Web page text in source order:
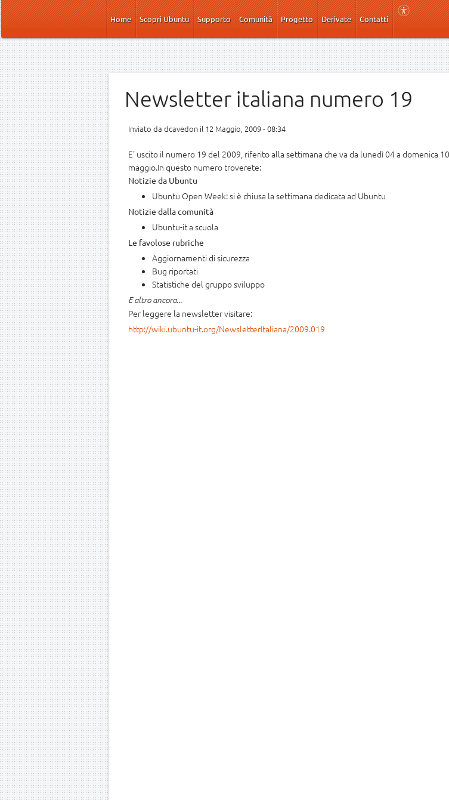
Salta al contenuto principale
Home
Scopri Ubuntu Supporto Comunità Progetto Derivate Contatti
Newsletter italiana numero 19
Inviato da dcavedon il 12 Maggio, 2009 - 08:34
E' uscito il numero 19 del 2009, riferito alla settimana che va da lunedì 04 a domenica 10
maggio.In questo numero troverete:
Notizie da Ubuntu
Ubuntu Open Week: si è chiusa la settimana dedicata ad Ubuntu
Notizie dalla comunità
Ubuntu-it a scuola
Le favolose rubriche
Aggiornamenti di sicurezza
Bug riportati
Statistiche del gruppo sviluppo
E altro ancora...
Per leggere la newsletter visitare:
http://wiki.ubuntu-it.org/NewsletterItaliana/2009.019